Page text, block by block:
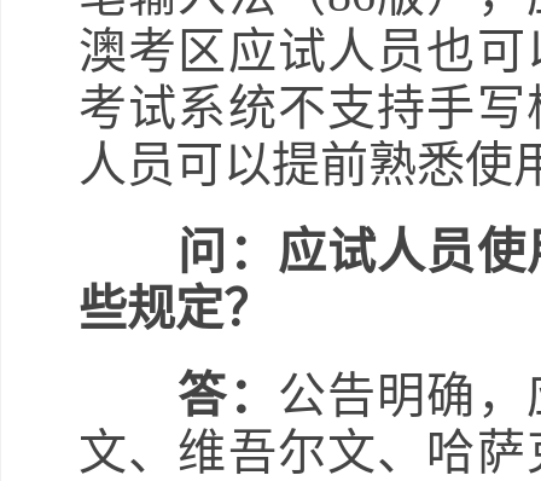
澳考区应试人员也
考试系统不支持手
人员可以提前熟悉使
问：应试人员
些规定？
答： 公告明确
文、维吾尔文、哈